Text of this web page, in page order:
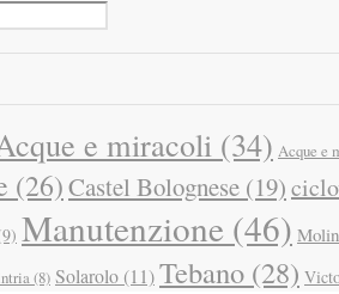
e miracoli (34) Acque e
(26)Castel Bolognese (19)
Manutenzione (46)
(8) Solarolo (11)Tebano (28)